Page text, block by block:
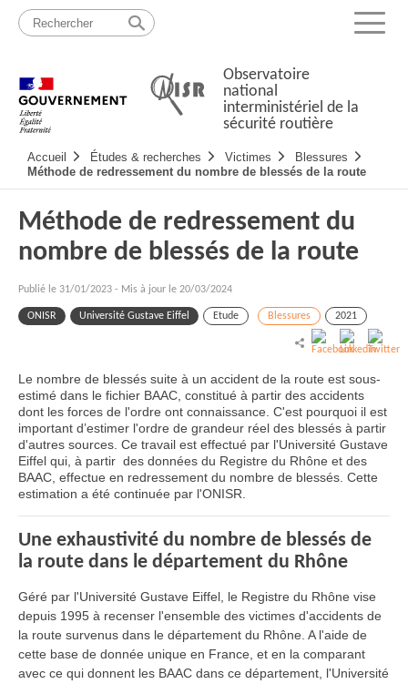
Passer
contenu
Menu
Observatoire
national
interministériel de la
sécurité routière
principale
Accueil Études & recherches Victimes
Blessures
Méthode de redressement du nombre de blessés de la route
Méthode de redressement du
nombre de blessés de la route
Publié le 31/01/2023 - Mis à jour le 20/03/2024
ONISR Université Gustave Eiffel Etude Blessures 2021
Le nombre de blessés suite à un accident de la route est sous-
estimé dans le fichier BAAC, constitué à partir des accidents
dont les forces de l'ordre ont connaissance. C'est pourquoi il est
important d’estimer l'ordre de grandeur réel des blessés à partir
d'autres sources. Ce travail est effectué par l'Université Gustave
Eiffel qui, à partir des données du Registre du Rhône et des
BAAC, effectue en redressement du nombre de blessés. Cette
estimation a été continuée par l'ONISR.
Une exhaustivité du nombre de blessés de
la route dans le département du Rhône
Géré par l'Université Gustave Eiffel, le Registre du Rhône vise
depuis 1995 à recenser l'ensemble des victimes d'accidents de
la route survenus dans le département du Rhône. A l'aide de
cette base de donnée unique en France, et en la comparant
avec ce qui donnent les BAAC dans ce département, l'Université